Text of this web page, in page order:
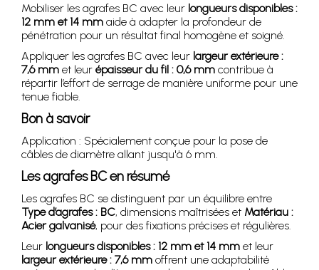
Mobiliser les agrafes BC avec leur longueurs disponibles :
12 mm et 14 mm aide à adapter la profondeur de
pénétration pour un résultat final homogène et soigné.
Appliquer les agrafes BC avec leur largeur extérieure :
7,6 mm et leur épaisseur du fil : 0,6 mm contribue à
répartir l’effort de serrage de manière uniforme pour une
tenue fiable.
Bon à savoir
Application : Spécialement conçue pour la pose de
câbles de diamètre allant jusqu'à 6 mm.
Les agrafes BC en résumé
Les agrafes BC se distinguent par un équilibre entre
Type d’agrafes : BC, dimensions maîtrisées et Matériau :
Acier galvanisé, pour des fixations précises et régulières.
Leur longueurs disponibles : 12 mm et 14 mm et leur
largeur extérieure : 7,6 mm offrent une adaptabilité